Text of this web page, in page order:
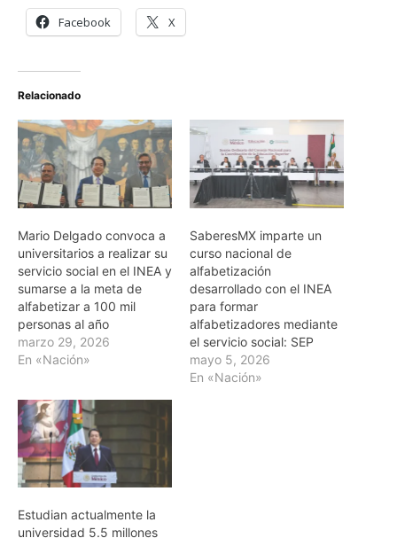
Facebook X
Relacionado
Mario Delgado convoca a
universitarios a realizar su
servicio social en el INEA y
sumarse a la meta de
alfabetizar a 100 mil
personas al año
marzo 29, 2026
En «Nación»
SaberesMX imparte un
curso nacional de
alfabetización
desarrollado con el INEA
para formar
alfabetizadores mediante
el servicio social: SEP
mayo 5, 2026
En «Nación»
Estudian actualmente la
universidad 5.5 millones